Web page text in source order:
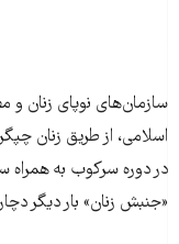
سازمان‌های نوپای زنان و
اسلامی، از طریق زنان
در دوره‌ سرکوب به
«جنبش زنان» بار دیگر